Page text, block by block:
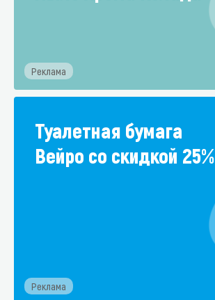
Реклама
Туалетная бумага
Вейро со скидкой 25%
Реклама